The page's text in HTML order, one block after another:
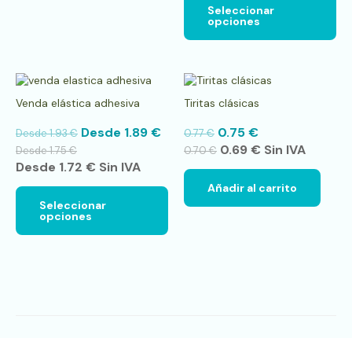
Seleccionar
opciones
Venda elástica adhesiva
Desde1.93€ Desde 1.89€
Desde1.75€
Desde 1.72 € Sin IVA
Seleccionar
opciones
Este
tiene
variantes.
Las
pueden
elegir
la
Tiritas clásicas
0.77€ 0.75€
0.70€ 0.69€ Sin IVA
Añadir al carrito